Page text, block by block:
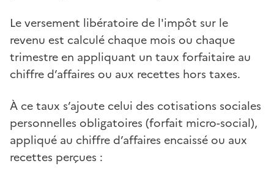
Le versement libératoire de l'impôt sur le
revenu est calculé chaque mois ou chaque
trimestre en appliquant un taux forfaitaire au
chiffre d’affaires ou aux recettes hors taxes.
À ce taux s’ajoute celui des cotisations sociales
personnelles obligatoires (forfait micro-social),
appliqué au chiffre d’affaires encaissé ou aux
recettes perçues :